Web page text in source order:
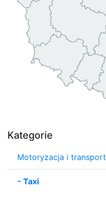
Kategorie
Motoryzacja i transport
- Taxi